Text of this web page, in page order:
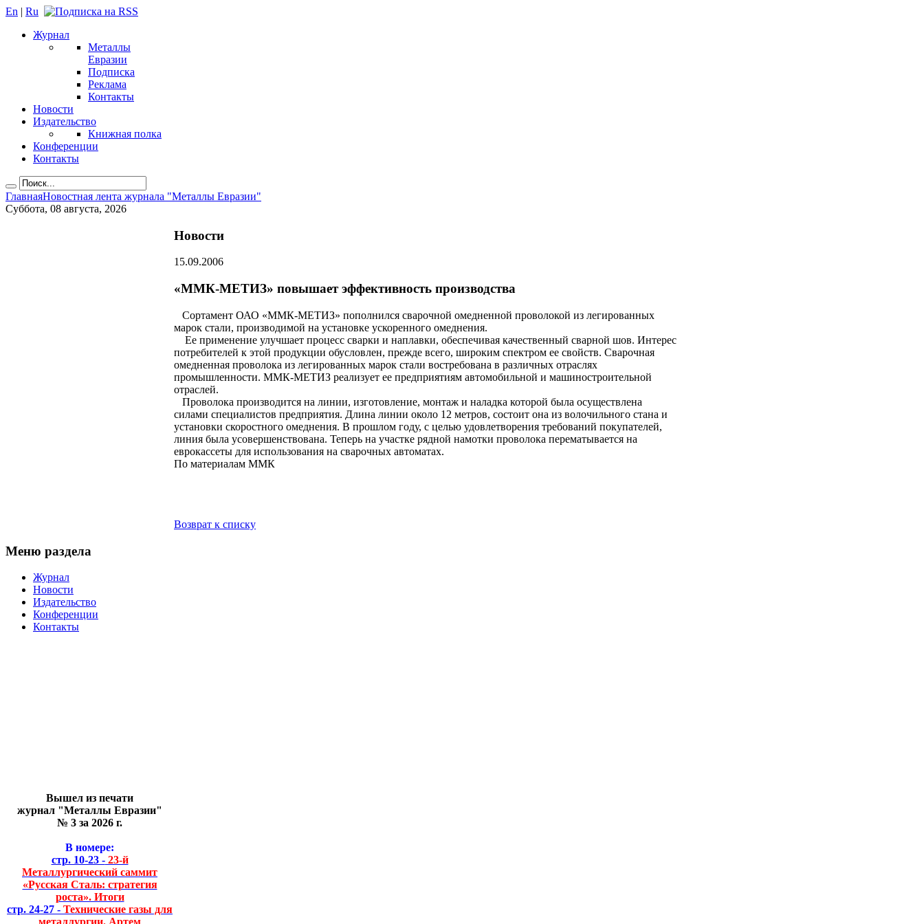
En | Ru
Журнал
Металлы
Евразии
Подписка
Реклама
Контакты
Новости
Издательство
Книжная полка
Конференции
Контакты
ГлавнаяНовостная лента журнала "Металлы Евразии"
Суббота, 08 августа, 2026
Новости
15.09.2006
«ММК-МЕТИЗ» повышает эффективность производства
Сортамент ОАО «ММК-МЕТИЗ» пополнился сварочной омедненной проволокой из легированных
марок стали, производимой на установке ускоренного омеднения.
Ее применение улучшает процесс сварки и наплавки, обеспечивая качественный сварной шов. Интерес
потребителей к этой продукции обусловлен, прежде всего, широким спектром ее свойств. Сварочная
омедненная проволока из легированных марок стали востребована в различных отраслях
промышленности. ММК-МЕТИЗ реализует ее предприятиям автомобильной и машиностроительной
отраслей.
Проволока производится на линии, изготовление, монтаж и наладка которой была осуществлена
силами специалистов предприятия. Длина линии около 12 метров, состоит она из волочильного стана и
установки скоростного омеднения. В прошлом году, с целью удовлетворения требований покупателей,
линия была усовершенствована. Теперь на участке рядной намотки проволока перематывается на
еврокассеты для использования на сварочных автоматах.
По материалам ММК
Возврат к списку
Меню раздела
Журнал
Новости
Издательство
Конференции
Контакты
Вышел из печати
журнал "Металлы Евразии"
№ 3 за 2026 г.
В номере:
стр. 10-23 -23-й
Металлургический саммит
«Русская Сталь: стратегия
роста». Итоги
стр. 24-27 - Технические газы для